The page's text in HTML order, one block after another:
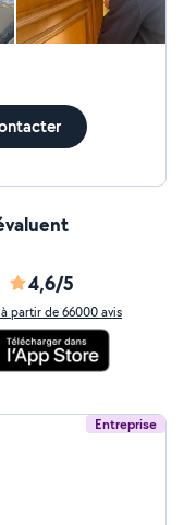
de la sécurité.
:
changement de
le chantier.
4,6/5
partir de 66000 avis
Entreprise